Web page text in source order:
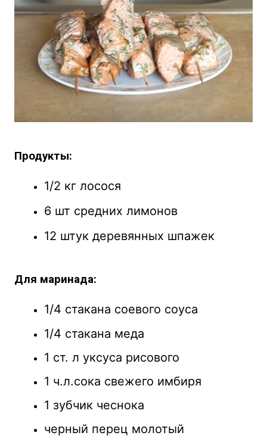
Продукты:
1/2 кг лосося
6 шт средних лимонов
12 штук деревянных шпажек
Для маринада:
1/4 стакана соевого соуса
1/4 стакана меда
1 ст. л уксуса рисового
1 ч.л.сока свежего имбиря
1 зубчик чеснока
черный перец молотый